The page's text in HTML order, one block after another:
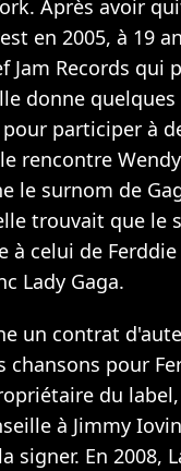
Après avoir
en 2005, à 19
Jam Records qui
donne
participer à
rencontre
le surnom de
trouvait que le
celui de
Lady Gaga.
un contrat
chansons pour
du
à Jimmy
signer. En 2008,